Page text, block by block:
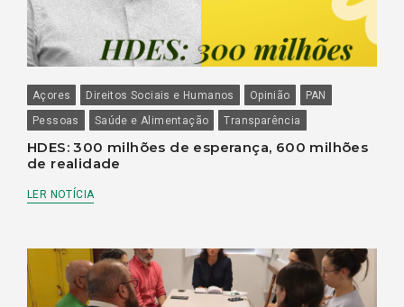
Açores Direitos Sociais e Humanos Opinião
PAN
Pessoas
Saúde e Alimentação Transparência
HDES: 300 milhões de esperança, 600 milhões
de realidade
LER NOTÍCIA